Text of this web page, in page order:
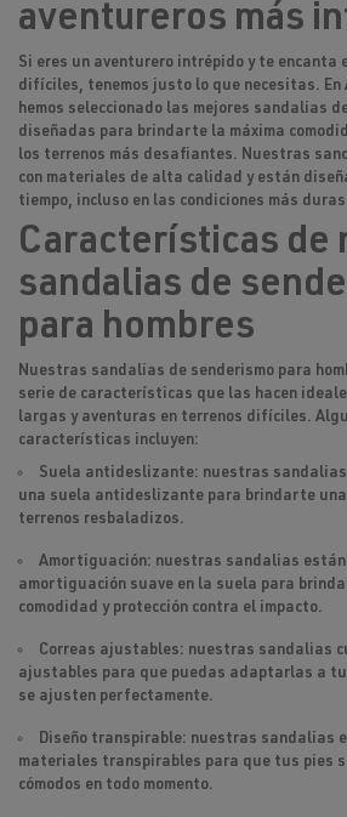
aventureros más
Si eres un aventurero intrépido y te encanta
difíciles, tenemos justo lo que necesitas. En
hemos seleccionado las mejores sandalias
diseñadas para brindarte la máxima
los terrenos más desafiantes. Nuestras
con materiales de alta calidad y están
tiempo, incluso en las condiciones más
Características de
sandalias de
para hombres
Nuestras sandalias de senderismo para
serie de características que las hacen
largas y aventuras en terrenos difíciles.
características incluyen:
Suela antideslizante: nuestras
una suela antideslizante para brindarte una
terrenos resbaladizos.
Amortiguación: nuestras sandalias están
amortiguación suave en la suela para
comodidad y protección contra el impacto.
Correas ajustables: nuestras sandalias
ajustables para que puedas adaptarlas a
se ajusten perfectamente.
Diseño transpirable: nuestras sandalias
materiales transpirables para que tus pies
cómodos en todo momento.